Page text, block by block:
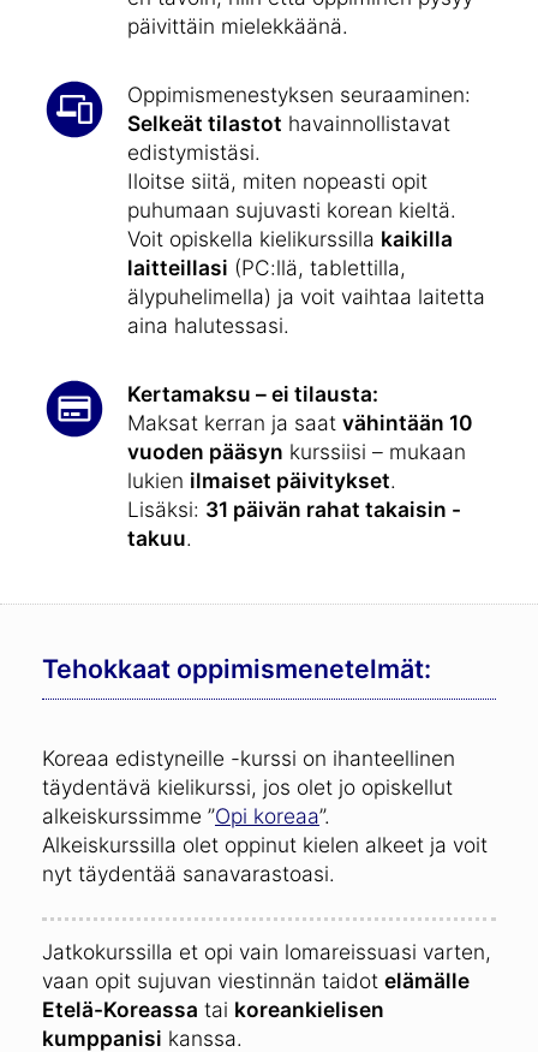
päivittäin mielekkäänä.
Oppimismenestyksen seuraaminen:
Selkeät tilastot havainnollistavat
edistymistäsi.
Iloitse siitä, miten nopeasti opit
puhumaan sujuvasti korean kieltä.
Voit opiskella kielikurssilla kaikilla
laitteillasi (PC:llä, tablettilla,
älypuhelimella) ja voit vaihtaa laitetta
aina halutessasi.
Kertamaksu – ei tilausta:
Maksat kerran ja saat vähintään 10
vuoden pääsyn kurssiisi – mukaan
lukien ilmaiset päivitykset.
Lisäksi: 31 päivän rahat takaisin -
takuu.
Tehokkaat oppimismenetelmät:
Koreaa edistyneille -kurssi on ihanteellinen
täydentävä kielikurssi, jos olet jo opiskellut
alkeiskurssimme ”Opi koreaa”.
Alkeiskurssilla olet oppinut kielen alkeet ja voit
nyt täydentää sanavarastoasi.
Jatkokurssilla et opi vain lomareissuasi varten,
vaan opit sujuvan viestinnän taidot elämälle
Etelä-Koreassa tai koreankielisen
kumppanisi kanssa.